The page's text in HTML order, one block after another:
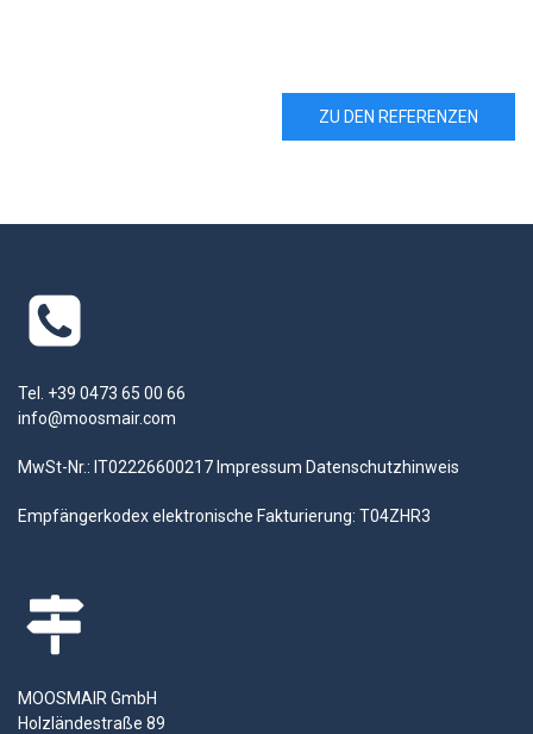
ZU DEN REFERENZEN
Tel. +39 0473 65 00 66
info@moosmair.com
MwSt-Nr.: IT02226600217 Impressum Datenschutzhinweis
Empfängerkodex elektronische Fakturierung: T04ZHR3
MOOSMAIR GmbH
Holzländestraße 89